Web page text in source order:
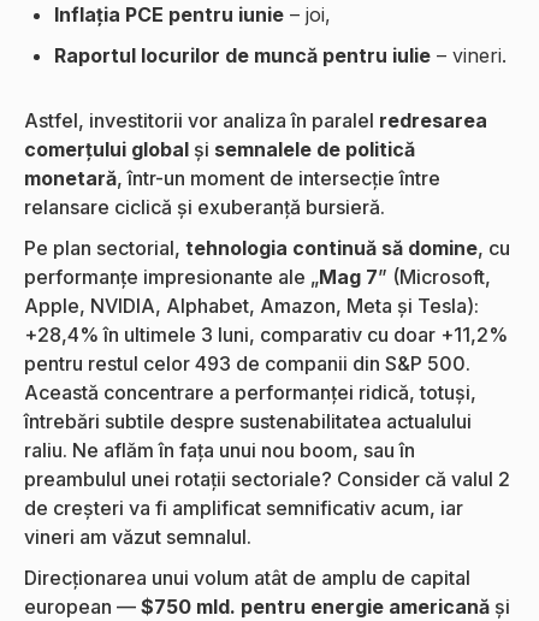
Inflația PCE pentru iunie – joi,
Raportul locurilor de muncă pentru iulie – vineri.
Astfel, investitorii vor analiza în paralel redresarea
comerțului global și semnalele de politică
monetară, într-un moment de intersecție între
relansare ciclică și exuberanță bursieră.
Pe plan sectorial, tehnologia continuă să domine, cu
performanțe impresionante ale „Mag 7” (Microsoft,
Apple, NVIDIA, Alphabet, Amazon, Meta și Tesla):
+28,4% în ultimele 3 luni, comparativ cu doar +11,2%
pentru restul celor 493 de companii din S&P 500.
Această concentrare a performanței ridică, totuși,
întrebări subtile despre sustenabilitatea actualului
raliu. Ne aflăm în fața unui nou boom, sau în
preambulul unei rotații sectoriale? Consider că valul 2
de creșteri va fi amplificat semnificativ acum, iar
vineri am văzut semnalul.
Direcționarea unui volum atât de amplu de capital
european — $750 mld. pentru energie americană și